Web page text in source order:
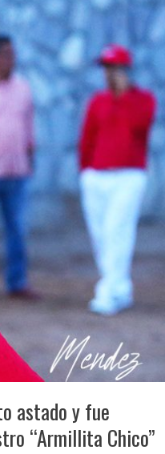
astado y fue
“Armillita Chico”